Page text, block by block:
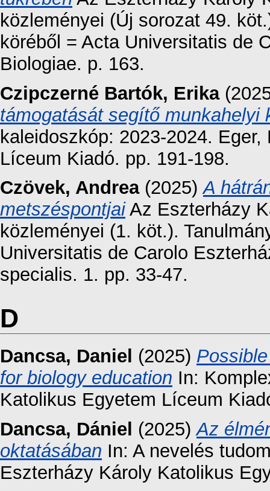
közleményei (Új sorozat 49.
köréből = Acta Universitatis de
Biologiae. p. 163.
Czipczerné Bartók, Erika
támogatását segítő munkahelyi
kaleidoszkóp: 2023-2024.
Líceum Kiadó. pp. 191-198.
Czövek, Andrea(2025)A
metszéspontjaiAz Eszterházy
közleményei (1. köt.).
Universitatis de Carolo
specialis. 1. pp. 33-47.
D
Dancsa, Daniel (2025)
for biology education In:
Katolikus Egyetem Líceum
Dancsa, Dániel (2025)Az
oktatásában In: A nevelés
Eszterházy Károly Katolikus